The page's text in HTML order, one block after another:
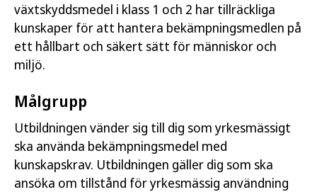
växtskyddsmedel i klass 1 och 2 har tillräckliga
kunskaper för att hantera bekämpningsmedlen på
ett hållbart och säkert sätt för människor och
miljö.
Målgrupp
Utbildningen vänder sig till dig som yrkesmässigt
ska använda bekämpningsmedel med
kunskapskrav. Utbildningen gäller dig som ska
ansöka om tillstånd för yrkesmässig användning